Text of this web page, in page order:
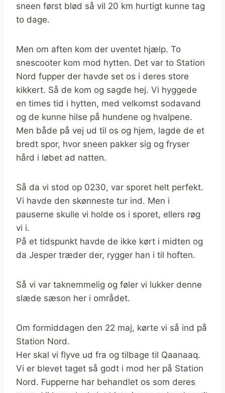
sneen først blød så vil 20 km hurtigt kunne tag
to dage.
Men om aften kom der uventet hjælp. To
snescooter kom mod hytten. Det var to Station
Nord fupper der havde set os i deres store
kikkert. Så de kom og sagde hej. Vi hyggede
en times tid i hytten, med velkomst sodavand
og de kunne hilse på hundene og hvalpene.
Men både på vej ud til os og hjem, lagde de et
bredt spor, hvor sneen pakker sig og fryser
hård i løbet ad natten.
Så da vi stod op 0230, var sporet helt perfekt.
Vi havde den skønneste tur ind. Men i
pauserne skulle vi holde os i sporet, ellers røg
vi i.
På et tidspunkt havde de ikke kørt i midten og
da Jesper træder der, rygger han i til hoften.
Så vi var taknemmelig og føler vi lukker denne
slæde sæson her i området.
Om formiddagen den 22 maj, kørte vi så ind på
Station Nord.
Her skal vi flyve ud fra og tilbage til Qaanaaq.
Vi er blevet taget så godt i mod her på Station
Nord. Fupperne har behandlet os som deres